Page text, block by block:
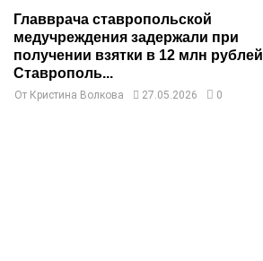
Главврача ставропольской
медучреждения задержали при
получении взятки в 12 млн рублей
Ставрополь...
От Кристина Волкова 27.05.2026 0